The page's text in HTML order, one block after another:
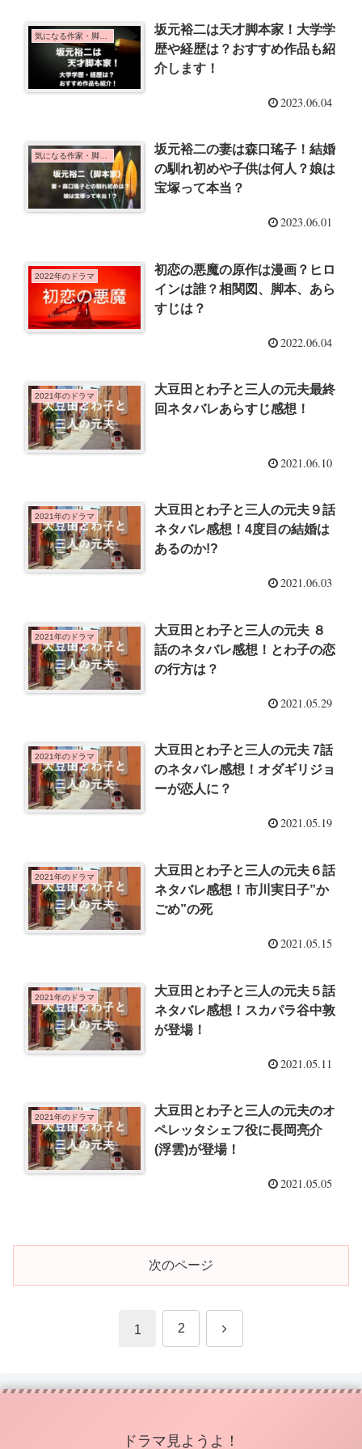
坂元裕二は天才脚本家！大学学
歴や経歴は？おすすめ作品も紹
介します！
2023.06.04
坂元裕二の妻は森口瑤子！結婚
の馴れ初めや子供は何人？娘は
宝塚って本当？
2023.06.01
2022年のドラマ
初恋の悪魔の原作は漫画？ヒロ
インは誰？相関図、脚本、あら
すじは？
2022.06.04
2021年のドラマ
大豆田とわ子と三人の元夫最終
回ネタバレあらすじ感想！
2021.06.10
2021年のドラマ
大豆田とわ子と三人の元夫９話
ネタバレ感想！4度目の結婚は
あるのか!?
2021.06.03
2021年のドラマ
大豆田とわ子と三人の元夫 ８
話のネタバレ感想！とわ子の恋
の行方は？
2021.05.29
2021年のドラマ
大豆田とわ子と三人の元夫 7話
のネタバレ感想！オダギリジョ
ーが恋人に？
2021.05.19
2021年のドラマ
大豆田とわ子と三人の元夫６話
ネタバレ感想！市川実日子”か
ごめ”の死
2021.05.15
2021年のドラマ
大豆田とわ子と三人の元夫５話
ネタバレ感想！スカパラ谷中敦
が登場！
2021.05.11
2021年のドラマ
大豆田とわ子と三人の元夫のオ
ペレッタシェフ役に長岡亮介
(浮雲)が登場！
2021.05.05
次のページ
1 2 次
ドラマ見ようよ！